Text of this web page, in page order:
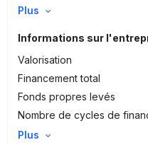
Plus
Informations sur
Valorisation
Financement total
Fonds propres levés
Nombre de cycles de
Plus